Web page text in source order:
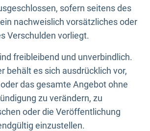
sofern seitens des
nachweislich vorsätzliches oder
Verschulden vorliegt.
freibleibend und unverbindlich.
behält es sich ausdrücklich vor,
das gesamte Angebot ohne
zu verändern, zu
oder die Veröffentlichung
einzustellen.